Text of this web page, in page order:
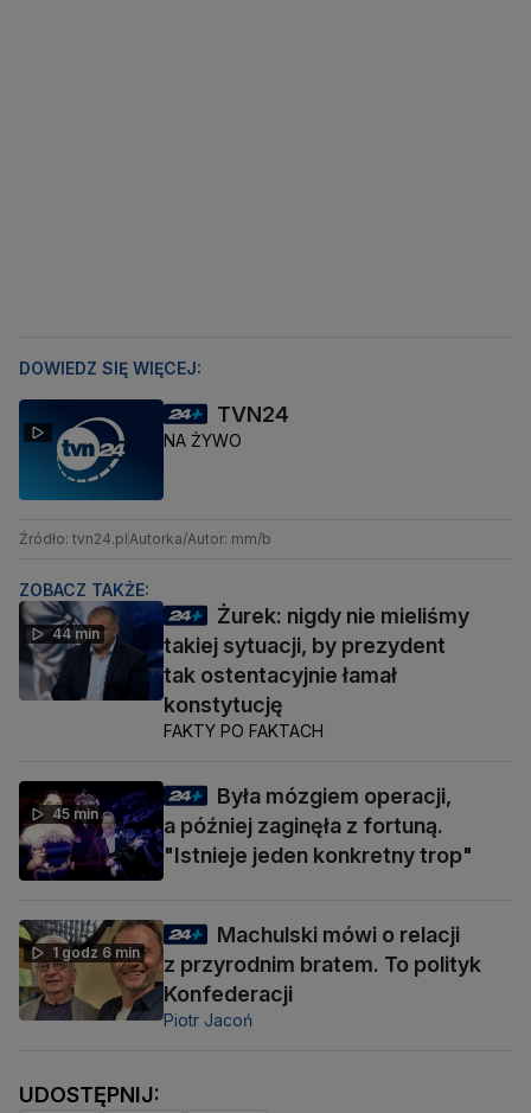
DOWIEDZ SIĘ WIĘCEJ:
TVN24
NA ŻYWO
Źródło: tvn24.pl Autorka/Autor: mm/b
ZOBACZ TAKŻE:
44 min
Żurek: nigdy nie mieliśmy
takiej sytuacji, by prezydent
tak ostentacyjnie łamał
konstytucję
FAKTY PO FAKTACH
45 min
Była mózgiem operacji,
a później zaginęła z fortuną.
"Istnieje jeden konkretny trop"
1 godz 6 min
Machulski mówi o relacji
z przyrodnim bratem. To polityk
Konfederacji
Piotr Jacoń
UDOSTĘPNIJ: